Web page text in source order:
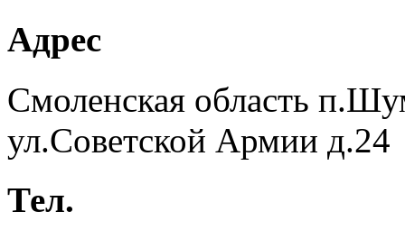
Адрес
Смоленская область
ул.Советской Армии д.24
Тел.